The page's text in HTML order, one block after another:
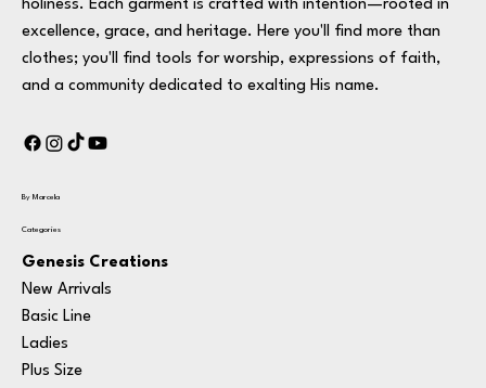
holiness. Each garment is crafted with intention—rooted in
excellence, grace, and heritage. Here you'll find more than
clothes; you'll find tools for worship, expressions of faith,
and a community dedicated to exalting His name.
By Marcela
Categories
Genesis Creations
New Arrivals
Basic Line
Ladies
Plus Size